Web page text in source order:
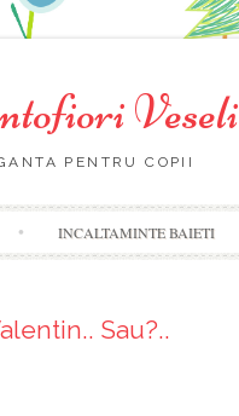
Veseli
PENTRU COPII
Skip
INCALTAMINTE BAIETI
Sau?..